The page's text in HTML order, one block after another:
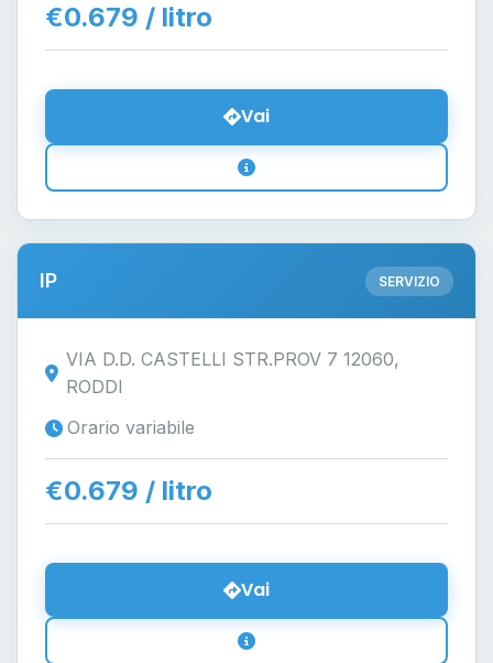
€0.679 / litro
Vai
IP SERVIZIO
VIA D.D. CASTELLI STR.PROV 7 12060,
RODDI
Orario variabile
€0.679 / litro
Vai